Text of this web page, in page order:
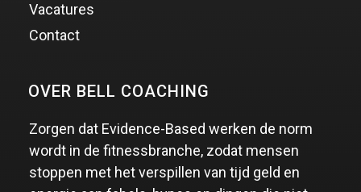
Vacatures
Contact
OVER BELL COACHING
Zorgen dat Evidence-Based werken de norm
wordt in de fitnessbranche, zodat mensen
stoppen met het verspillen van tijd geld en